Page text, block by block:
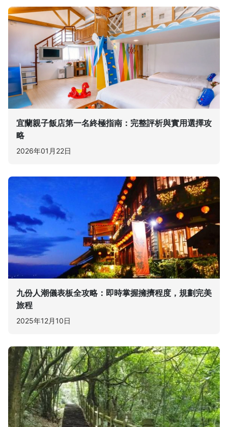
宜蘭親子飯店第一名終極指南：完整評析與實用選擇攻
略
2026年01月22日
九份人潮儀表板全攻略：即時掌握擁擠程度，規劃完美
旅程
2025年12月10日